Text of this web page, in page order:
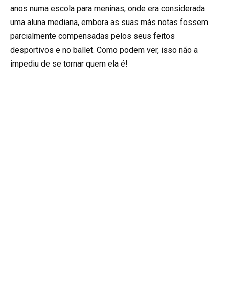
anos numa escola para meninas, onde era considerada
uma aluna mediana, embora as suas más notas fossem
parcialmente compensadas pelos seus feitos
desportivos e no ballet. Como podem ver, isso não a
impediu de se tornar quem ela é!